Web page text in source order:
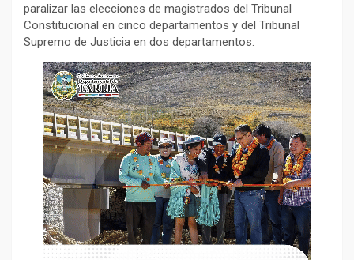
paralizar las elecciones de magistrados del Tribunal
Constitucional en cinco departamentos y del Tribunal
Supremo de Justicia en dos departamentos.